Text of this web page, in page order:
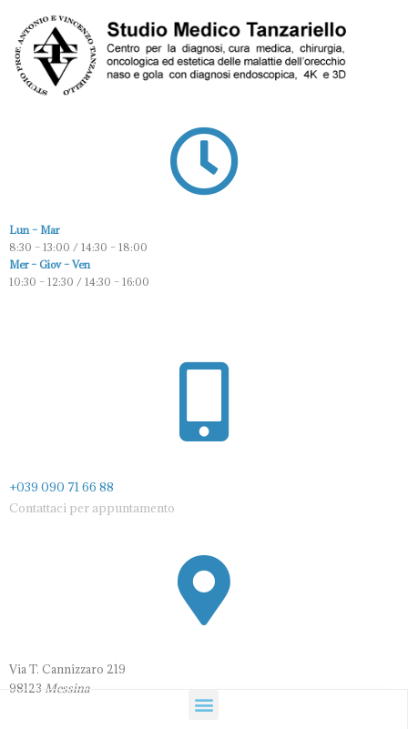
Lun – Mar
8:30 – 13:00 / 14:30 – 18:00
Mer – Giov – Ven
10:30 – 12:30 / 14:30 – 16:00
+039 090 71 66 88
Contattaci per appuntamento
Via T. Cannizzaro 219
98123 Messina